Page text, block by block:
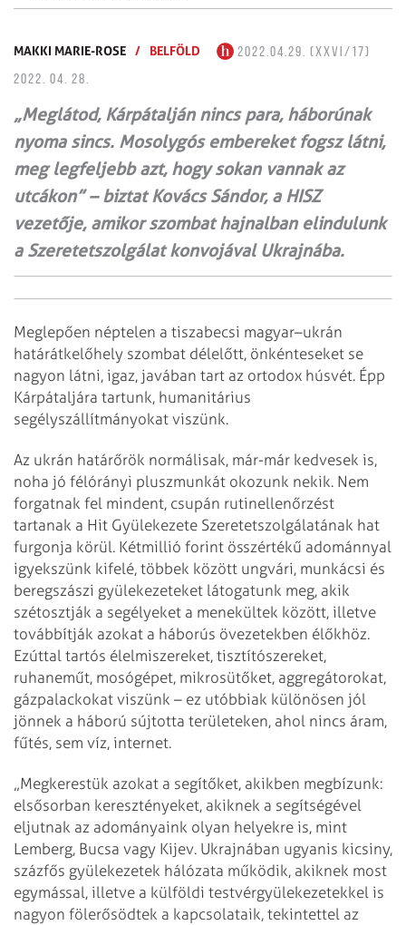
MAKKI MARIE-ROSE / BELFÖLD
2022.04.29. (XXVI/17)
2022. 04. 28.
„Meglátod, Kárpát­alján nincs para, háborúnak
nyoma sincs. Mosolygós embereket fogsz látni,
meg legfeljebb azt, hogy sokan vannak az
utcákon” – biztat Kovács Sándor, a HISZ
vezetője, amikor szombat hajnalban elindulunk
a Szeretet­szolgálat konvojával Ukrajnába.
Meglepően néptelen a tiszabecsi magyar–ukrán
határátkelőhely szombat délelőtt, önkénteseket se
nagyon látni, igaz, javában tart az ortodox húsvét. Épp
Kárpátaljára tartunk, humanitárius
segélyszállítmányokat viszünk.
Az ukrán határőrök normálisak, már-már kedvesek is,
noha jó félórányi pluszmunkát okozunk nekik. Nem
forgatnak fel mindent, csupán rutinellenőrzést
tartanak a Hit Gyülekezete Szeretetszolgálatának hat
furgonja körül. Kétmillió forint össz­értékű adománnyal
igyekszünk kifelé, többek között ungvári, munkácsi és
beregszászi gyülekezeteket látogatunk meg, akik
szétosztják a segélyeket a menekültek között, illetve
továbbítják azokat a háborús övezetekben élőkhöz.
Ezúttal tartós élelmiszereket, tisztítószereket,
ruhaneműt, mosógépet, mikrosütőket, aggregátorokat,
gázpalackokat viszünk – ez utóbbiak különösen jól
jönnek a háború sújtotta területeken, ahol nincs áram,
fűtés, sem víz, internet.
„Megkerestük azokat a segítőket, akikben megbízunk:
elsősorban keresztényeket, akiknek a segítségével
eljutnak az adományaink olyan helyekre is, mint
Lemberg, Bucsa vagy Kijev. Ukrajnában ugyanis kicsiny,
százfős gyülekezetek hálózata működik, akiknek most
egymással, illetve a külföldi testvérgyülekezetekkel is
nagyon fölerősödtek a kapcsolataik, tekintettel az